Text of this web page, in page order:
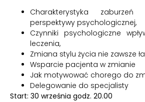
Charakterystyka
perspektywy psychologicznej,
Czynniki psychologiczne
leczenia,
Zmiana stylu życia nie zawsze
Wsparcie pacjenta w zmianie
Jak motywować chorego do
Delegowanie do specjalisty
Start: 30 września godz. 20.00